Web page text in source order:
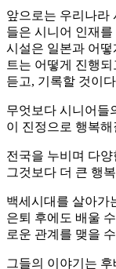
앞으로는 우리나라
들은 시니어 인재를
시설은 일본과 어
트는 어떻게 진행
듣고, 기록할 것이
무엇보다 시니어들
이 진정으로 행복
전국을 누비며 다
그것보다 더 큰 행
백세시대를 살아가
은퇴 후에도 배울
로운 관계를 맺을
그들의 이야기는